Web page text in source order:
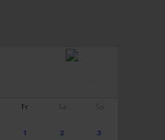
Fr
1 2 3